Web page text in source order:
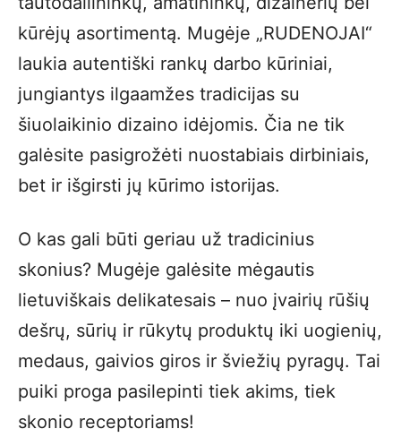
kūrėjų asortimentą. Mugėje „RUDENOJAI“
laukia autentiški rankų darbo kūriniai,
jungiantys ilgaamžes tradicijas su
šiuolaikinio dizaino idėjomis. Čia ne tik
galėsite pasigrožėti nuostabiais dirbiniais,
bet ir išgirsti jų kūrimo istorijas.
O kas gali būti geriau už tradicinius
skonius? Mugėje galėsite mėgautis
lietuviškais delikatesais – nuo įvairių rūšių
dešrų, sūrių ir rūkytų produktų iki uogienių,
medaus, gaivios giros ir šviežių pyragų. Tai
puiki proga pasilepinti tiek akims, tiek
skonio receptoriams!